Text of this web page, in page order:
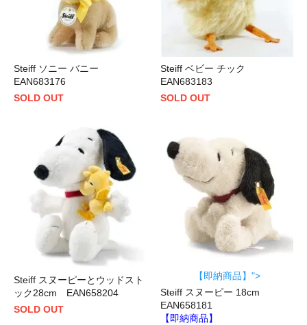
Steiff ソニー バニー
EAN683176
SOLD OUT
Steiff ベビー チック
EAN683183
SOLD OUT
Steiff スヌーピーとウッドスト
ック28cm EAN658204
SOLD OUT
【即納商品】">
Steiff スヌーピー 18cm
EAN658181
【即納商品】